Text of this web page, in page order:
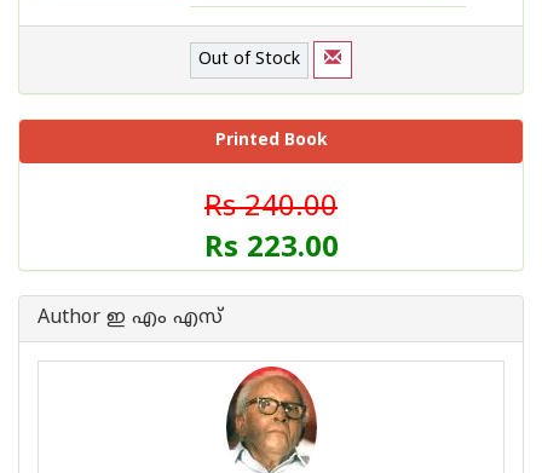
Out of Stock
Printed Book
Rs 240.00
Rs 223.00
Author ഇ എം എസ്